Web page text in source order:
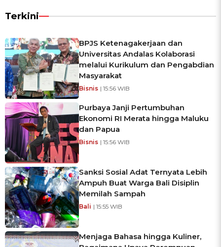
Terkini
BPJS Ketenagakerjaan dan
Universitas Andalas Kolaborasi
melalui Kurikulum dan Pengabdian
Masyarakat
Bisnis | 15:56 WIB
Purbaya Janji Pertumbuhan
Ekonomi RI Merata hingga Maluku
dan Papua
Bisnis | 15:56 WIB
Sanksi Sosial Adat Ternyata Lebih
Ampuh Buat Warga Bali Disiplin
Memilah Sampah
Bali | 15:55 WIB
Menjaga Bahasa hingga Kuliner,